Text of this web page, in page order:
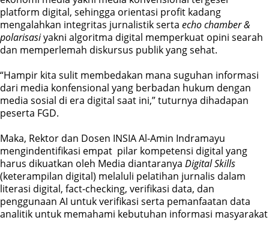
platform digital, sehingga orientasi profit kadang
mengalahkan integritas jurnalistik serta echo chamber &
polarisasiyakni algoritma digital memperkuat opini searah
dan memperlemah diskursus publik yang sehat.
“Hampir kita sulit membedakan mana suguhan informasi
dari media konfensional yang berbadan hukum dengan
media sosial di era digital saat ini,” tuturnya dihadapan
peserta FGD.
Maka, Rektor dan Dosen INSIA Al-Amin Indramayu
mengindentifikasi empat pilar kompetensi digital yang
harus dikuatkan oleh Media diantaranya Digital Skills
(keterampilan digital) melaluli pelatihan jurnalis dalam
literasi digital, fact-checking, verifikasi data, dan
penggunaan AI untuk verifikasi serta pemanfaatan data
analitik untuk memahami kebutuhan informasi masyarakat